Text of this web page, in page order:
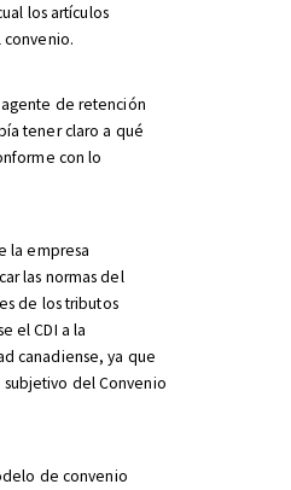
los artículos
convenio.
de retención
tener claro a qué
con lo
la empresa
las normas del
de los tributos
el CDI a la
canadiense, ya que
del Convenio
de convenio